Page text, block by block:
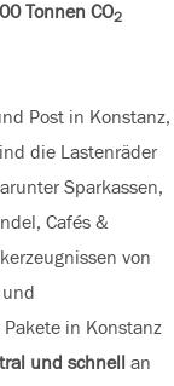
Tonnen CO2
Post in Konstanz,
die Lastenräder
Sparkassen,
Cafés &
von
und
in Konstanz
und schnell an